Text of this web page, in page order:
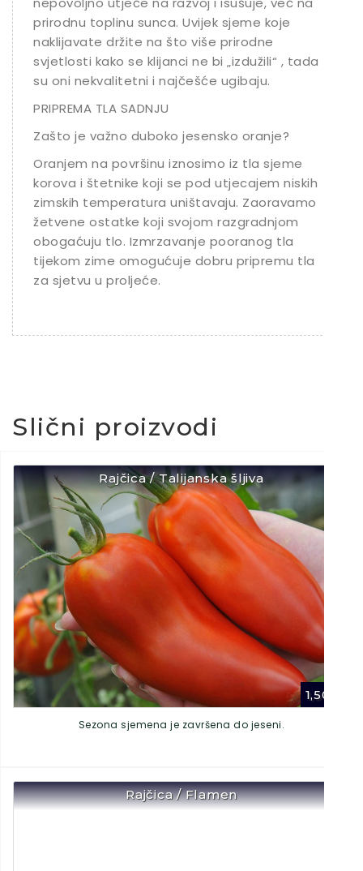
prirodnu toplinu sunca. Uvijek sjeme koje
naklijavate držite na što više prirodne
svjetlosti kako se klijanci ne bi „izdužili“ , tada
su oni nekvalitetni i najčešće ugibaju.
PRIPREMA TLA SADNJU
Zašto je važno duboko jesensko oranje?
Oranjem na površinu iznosimo iz tla sjeme
korova i štetnike koji se pod utjecajem niskih
zimskih temperatura uništavaju. Zaoravamo
žetvene ostatke koji svojom razgradnjom
obogaćuju tlo. Izmrzavanje pooranog tla
tijekom zime omogućuje dobru pripremu tla
za sjetvu u proljeće.
Slični proizvodi
Rajčica / Talijanska šljiva
1,50
Sezona sjemena je završena do jeseni.
Rajčica / Flamen